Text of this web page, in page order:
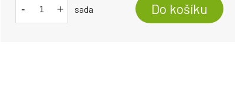
- + sada Do košíku